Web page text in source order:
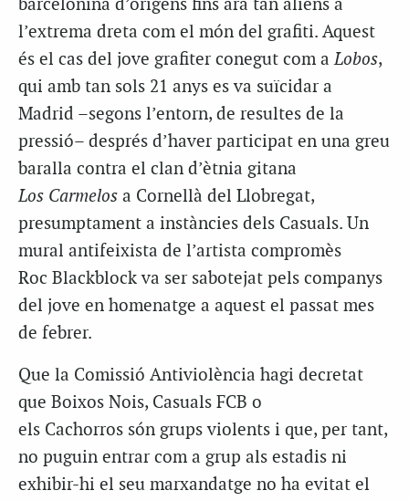
barcelonina d’orígens fins ara tan aliens a
l’extrema dreta com el món del grafiti. Aquest
és el cas del jove grafiter conegut com aLobos,
qui amb tan sols 21 anys es va suïcidar a
Madrid –segons l’entorn, de resultes de la
pressió– després d’haver participat en una greu
baralla contra el clan d’ètnia gitana
Los Carmelos a Cornellà del Llobregat,
presumptament a instàncies dels Casuals. Un
mural antifeixista de l’artista compromès
Roc Blackblock va ser sabotejat pels companys
del jove en homenatge a aquest el passat mes
de febrer.
Que la Comissió Antiviolència hagi decretat
que Boixos Nois, Casuals FCB o
els Cachorros són grups violents i que, per tant,
no puguin entrar com a grup als estadis ni
exhibir-hi el seu marxandatge no ha evitat el